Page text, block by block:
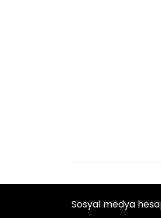
Sosyal medya